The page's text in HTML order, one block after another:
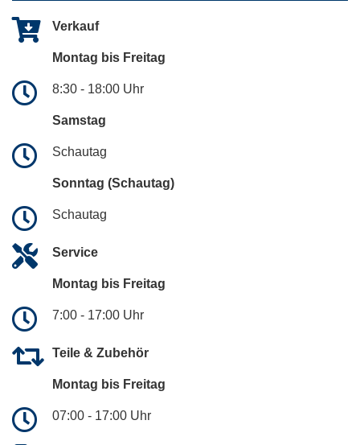
Verkauf
Montag bis Freitag
8:30 - 18:00 Uhr
Samstag
Schautag
Sonntag (Schautag)
Schautag
Service
Montag bis Freitag
7:00 - 17:00 Uhr
Teile & Zubehör
Montag bis Freitag
07:00 - 17:00 Uhr